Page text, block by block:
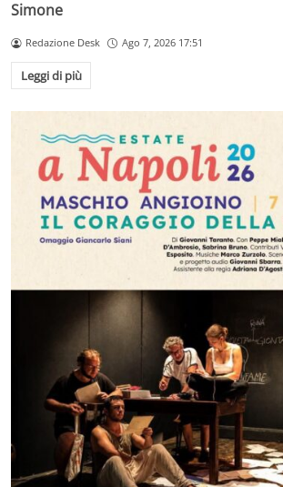
Simone
Redazione Desk Ago 7, 2026 17:51
Leggi di più